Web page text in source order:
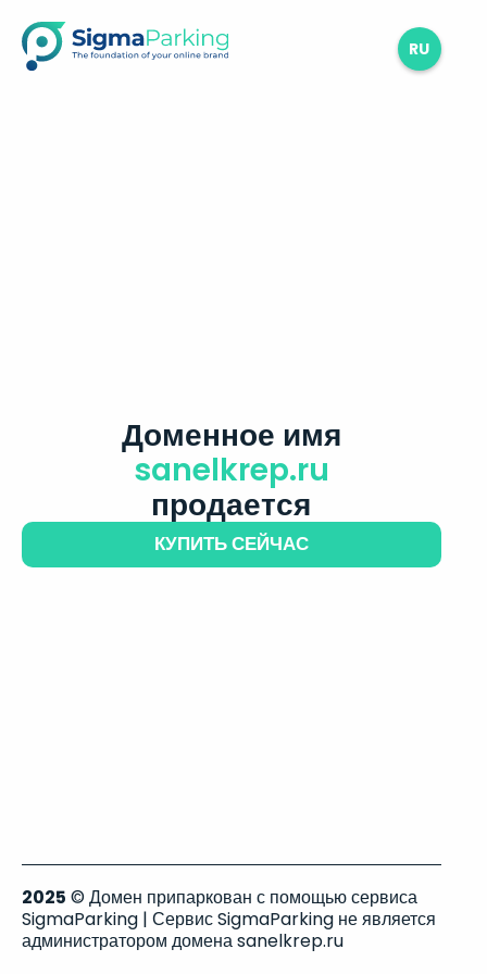
RU
Доменное имя
sanelkrep.ru
продается
КУПИТЬ СЕЙЧАС
2025 © Домен припаркован с помощью сервиса
SigmaParking | Сервис SigmaParking не является
администратором домена sanelkrep.ru